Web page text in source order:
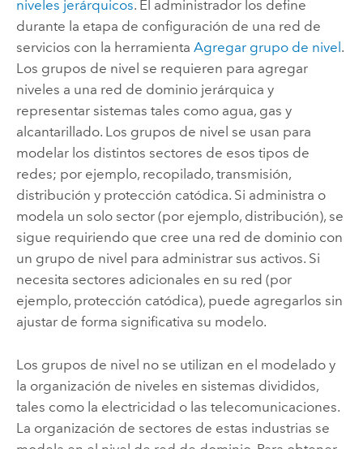
niveles jerárquicos. El administrador los define
durante la etapa de configuración de una red de
servicios con la herramienta Agregar grupo de nivel .
Los grupos de nivel se requieren para agregar
niveles a una red de dominio jerárquica y
representar sistemas tales como agua, gas y
alcantarillado. Los grupos de nivel se usan para
modelar los distintos sectores de esos tipos de
redes; por ejemplo, recopilado, transmisión,
distribución y protección catódica. Si administra o
modela un solo sector (por ejemplo, distribución), se
sigue requiriendo que cree una red de dominio con
un grupo de nivel para administrar sus activos. Si
necesita sectores adicionales en su red (por
ejemplo, protección catódica), puede agregarlos sin
ajustar de forma significativa su modelo.
Los grupos de nivel no se utilizan en el modelado y
la organización de niveles en sistemas divididos,
tales como la electricidad o las telecomunicaciones.
La organización de sectores de estas industrias se